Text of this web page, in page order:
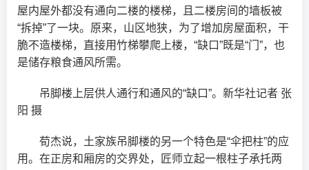
屋内屋外都没有通向二楼的楼梯，且二楼房间的墙板被
“拆掉”了一块。原来，山区地狭，为了增加房屋面积，干
脆不造楼梯，直接用竹梯攀爬上楼，“缺口”既是“门”，也
是储存粮食通风所需。
吊脚楼上层供人通行和通风的“缺口”。新华社记者 张
阳 摄
荀杰说，土家族吊脚楼的另一个特色是“伞把柱”的应
用。在正房和厢房的交界处，匠师立起一根柱子承托两